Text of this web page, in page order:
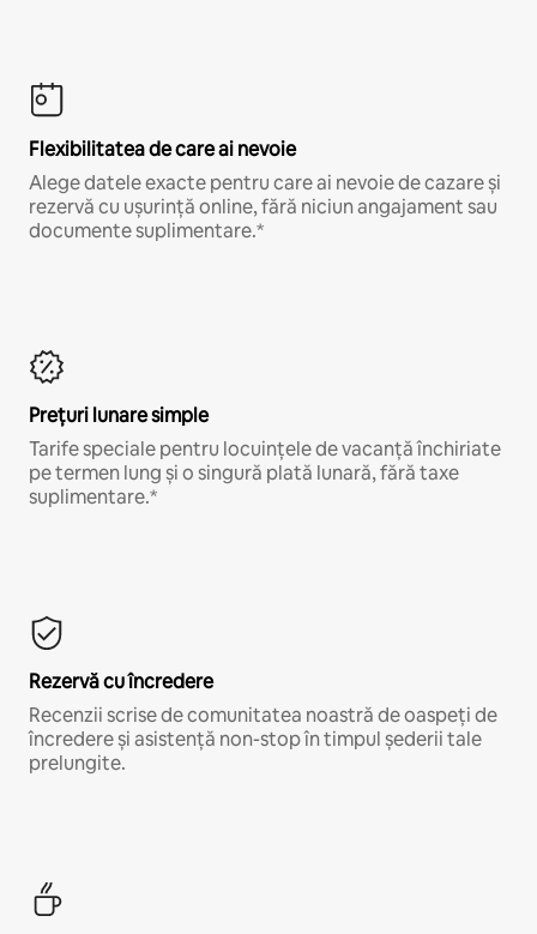
Flexibilitatea de care ai nevoie
Alege datele exacte pentru care ai nevoie de cazare și
rezervă cu ușurință online, fără niciun angajament sau
documente suplimentare.*
Prețuri lunare simple
Tarife speciale pentru locuințele de vacanță închiriate
pe termen lung și o singură plată lunară, fără taxe
suplimentare.*
Rezervă cu încredere
Recenzii scrise de comunitatea noastră de oaspeți de
încredere și asistență non-stop în timpul șederii tale
prelungite.